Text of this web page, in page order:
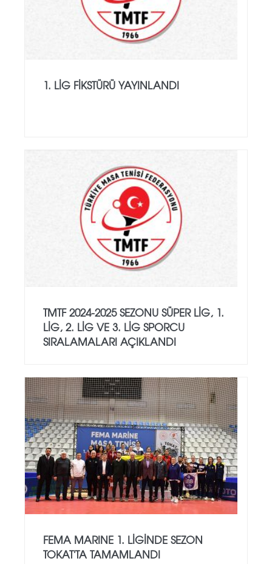
1. LIG FIKSTÜRÜ YAYINLANDI
TMTF 2024-2025 SEZONU SÜPER LIG, 1.
LIG, 2. LIG VE 3. LIG SPORCU
SIRALAMALARI AÇIKLANDI
FEMA MARINE 1. LIGINDE SEZON
TOKAT'TA TAMAMLANDI